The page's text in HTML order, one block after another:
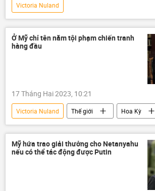
Victoria Nuland
Chiến dịch quân sự đặc biệt tại Ukraina
Thế giới
Hoa Kỳ
Liên bang Nga
tài sản
Ở Mỹ chỉ tên năm tội phạm chiến tranh
hàng đầu
17 Tháng Hai 2023, 10:21
Victoria Nuland Thế giới
Hoa Kỳ
Joe Biden
Antony Blinken
tội phạm
Mỹ hứa trao giải thưởng cho Netanyahu
nếu có thể tác động được Putin